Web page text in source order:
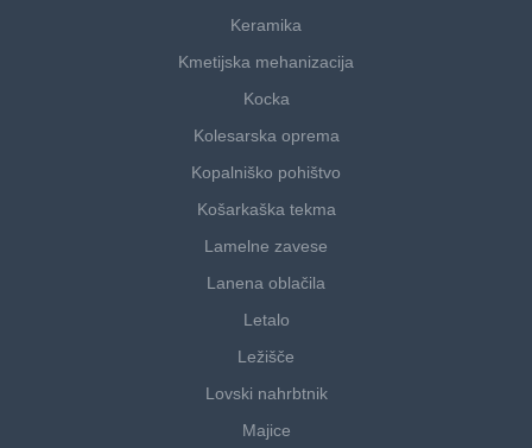
Keramika
Kmetijska mehanizacija
Kocka
Kolesarska oprema
Kopalniško pohištvo
Košarkaška tekma
Lamelne zavese
Lanena oblačila
Letalo
Ležišče
Lovski nahrbtnik
Majice